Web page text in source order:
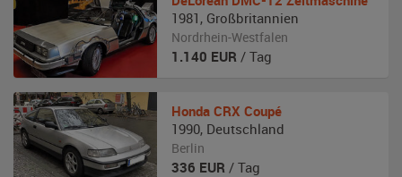
1981 , Großbritannien
Nordrhein-Westfalen
1.140 EUR / Tag
Honda CRX Coupé
1990, Deutschland
Berlin
336 EUR / Tag